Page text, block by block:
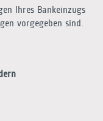
Ihres Bankeinzugs
vorgegeben sind.